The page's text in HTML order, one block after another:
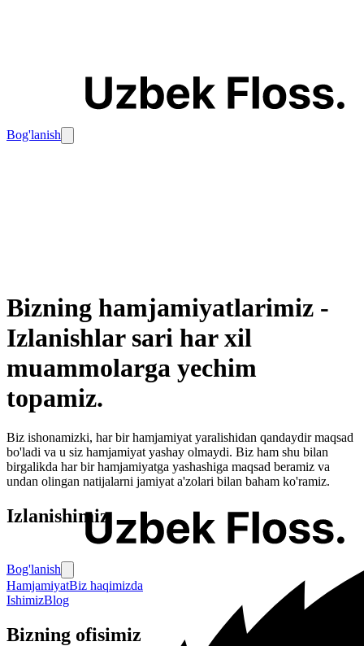
Bog'lanish
Bog'lanish
HamjamiyatBiz haqimizda
IshimizBlog
Bizning ofisimiz
Bizning hamjamiyatlarimiz -
Izlanishlar sari har xil
muammolarga yechim
topamiz.
Biz ishonamizki, har bir hamjamiyat yaralishidan qandaydir maqsad
bo'ladi va u siz hamjamiyat yashay olmaydi. Biz ham shu bilan
birgalikda har bir hamjamiyatga yashashiga maqsad beramiz va
undan olingan natijalarni jamiyat a'zolari bilan baham ko'ramiz.
Izlanishimiz